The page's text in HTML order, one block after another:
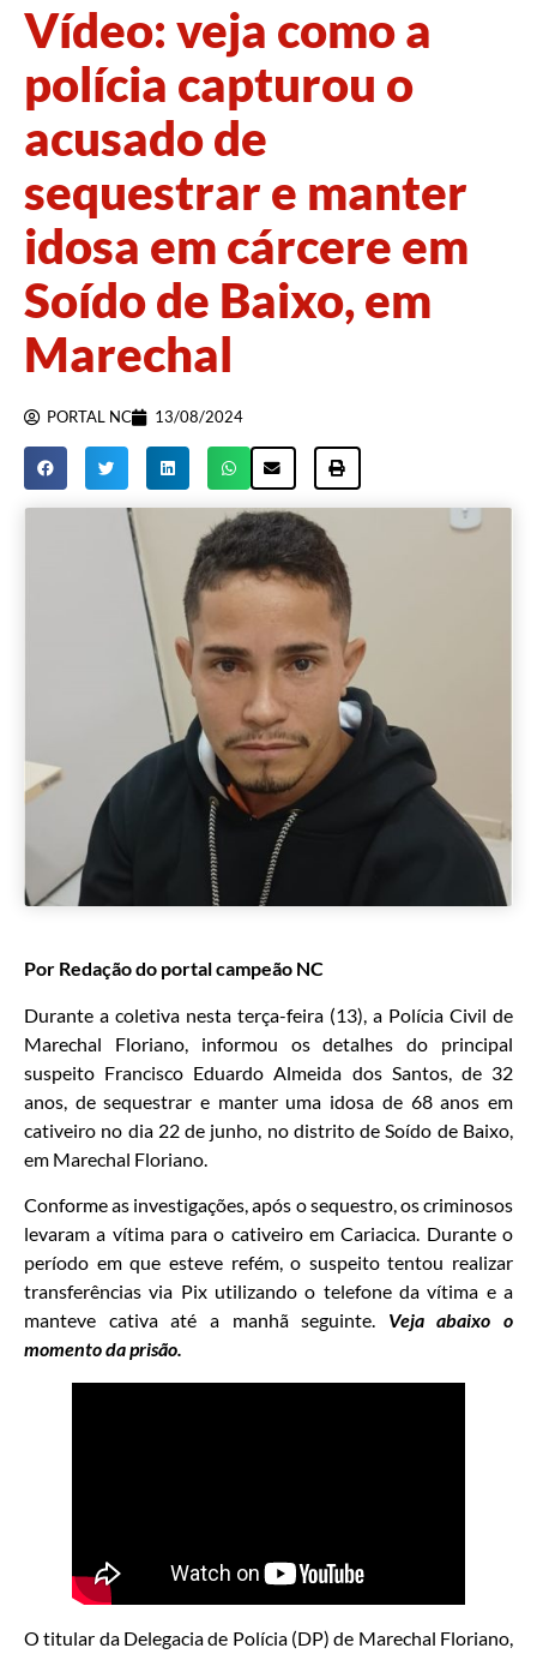
Vídeo: veja como a
polícia capturou o
acusado de
sequestrar e manter
idosa em cárcere em
Soído de Baixo, em
Marechal
PORTAL NC 13/08/2024
Por Redação do portal campeão NC
Durante a coletiva nesta terça-feira (13), a Polícia Civil de
Marechal Floriano, informou os detalhes do principal
suspeito Francisco Eduardo Almeida dos Santos, de 32
anos, de sequestrar e manter uma idosa de 68 anos em
cativeiro no dia 22 de junho, no distrito de Soído de Baixo,
em Marechal Floriano.
Conforme as investigações, após o sequestro, os criminosos
levaram a vítima para o cativeiro em Cariacica. Durante o
período em que esteve refém, o suspeito tentou realizar
transferências via Pix utilizando o telefone da vítima e a
manteve cativa até a manhã seguinte. Veja abaixo o
momento da prisão.
O titular da Delegacia de Polícia (DP) de Marechal Floriano,